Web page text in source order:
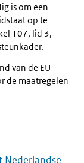
is om een
op te
107, lid 3,
van de EU-
de maatregelen
Nederlandse